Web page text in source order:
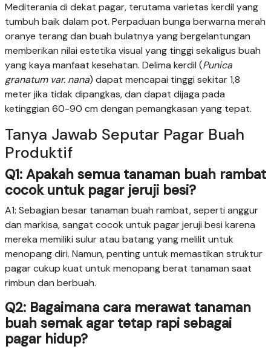
Mediterania di dekat pagar, terutama varietas kerdil yang
tumbuh baik dalam pot. Perpaduan bunga berwarna merah
oranye terang dan buah bulatnya yang bergelantungan
memberikan nilai estetika visual yang tinggi sekaligus buah
yang kaya manfaat kesehatan. Delima kerdil (Punica
granatum var. nana) dapat mencapai tinggi sekitar 1,8
meter jika tidak dipangkas, dan dapat dijaga pada
ketinggian 60-90 cm dengan pemangkasan yang tepat.
Tanya Jawab Seputar Pagar Buah
Produktif
Q1: Apakah semua tanaman buah rambat
cocok untuk pagar jeruji besi?
A1: Sebagian besar tanaman buah rambat, seperti anggur
dan markisa, sangat cocok untuk pagar jeruji besi karena
mereka memiliki sulur atau batang yang melilit untuk
menopang diri. Namun, penting untuk memastikan struktur
pagar cukup kuat untuk menopang berat tanaman saat
rimbun dan berbuah.
Q2: Bagaimana cara merawat tanaman
buah semak agar tetap rapi sebagai
pagar hidup?